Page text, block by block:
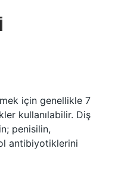
için genellikle 7
kullanılabilir. Diş
penisilin,
antibiyotiklerini